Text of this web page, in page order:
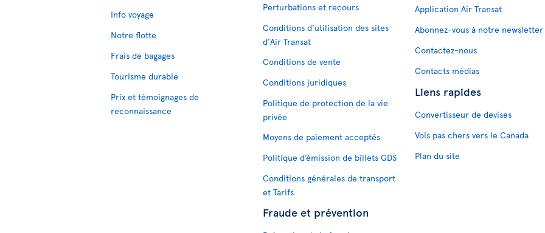
Info voyage
Notre flotte
Frais de bagages
Tourisme durable
Prix et témoignages de
reconnaissance
Perturbations et recours
Conditions d’utilisation des sites
d'Air Transat
Conditions de vente
Conditions juridiques
Politique de protection de la vie
privée
Moyens de paiement acceptés
Politique d’émission de billets GDS
Conditions générales de transport
et Tarifs
Fraude et prévention
Application Air Transat
Abonnez-vous à notre newsletter
Contactez-nous
Contacts médias
Liens rapides
Convertisseur de devises
Vols pas chers vers le Canada
Plan du site